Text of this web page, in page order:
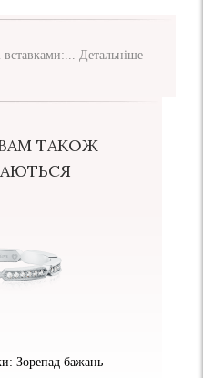
Детальніше
ТАКОЖ
Зорепад бажань